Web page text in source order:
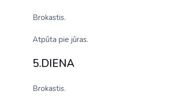
Brokastis.
Atpūta pie jūras.
5.DIENA
Brokastis.